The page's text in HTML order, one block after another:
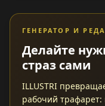
ГЕНЕРАТОР И
Делайте
страз сами
ILLUSTRI
рабочий трафарет: